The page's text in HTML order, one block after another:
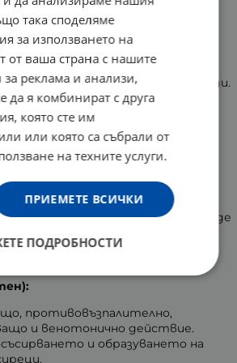
са:
след ходене по голяма
около ануса.
характерна за външните хемороиди.
", в превод от латински
", представлява разширение,
на вените. Навсякъде във
могат да се появят. Срещат се
крайници, основно
област (хемороиди). По-
жените, отколкото при
им лекуване, може да доведе
противовъзпалително,
и венотонично действие.
и образуването на
така споделяме
за използването на
от ваша страна с нашите
за реклама и анализи,
да я комбинират с друга
която сте им
или която са събрали от
на техните услуги.
ПРИЕМЕТЕ ВСИЧКИ
ПОДРОБНОСТИ